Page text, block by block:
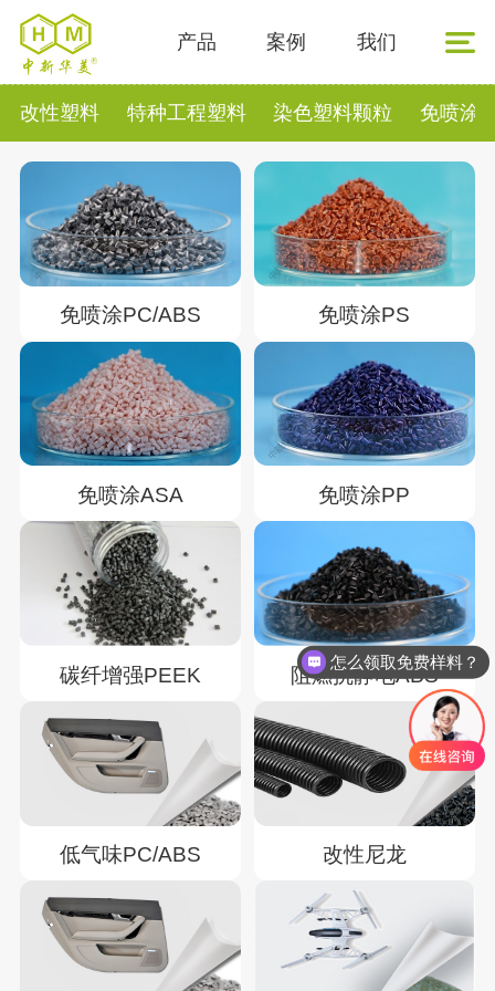
产品 案例 我们
改性塑料 特种工程塑料 染色塑料颗粒 免喷涂
免喷涂PC/ABS 免喷涂PS
免喷涂ASA 免喷涂PP
碳纤增强PEEK 阻燃抗静电ABS
低气味PC/ABS 改性尼龙
怎么领取免费样料？